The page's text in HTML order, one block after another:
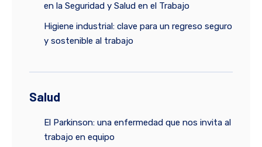
en la Seguridad y Salud en el Trabajo
Higiene industrial: clave para un regreso seguro
y sostenible al trabajo
Salud
El Parkinson: una enfermedad que nos invita al
trabajo en equipo